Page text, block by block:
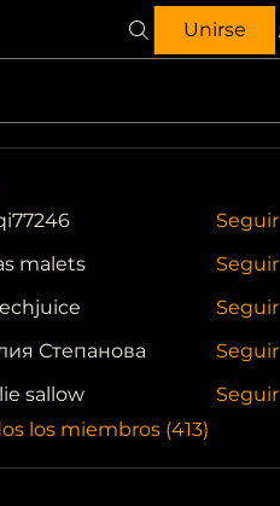
Unirse
Seguir
malets
Seguir
Seguir
Степанова
Seguir
sallow
Seguir
los miembros (413)